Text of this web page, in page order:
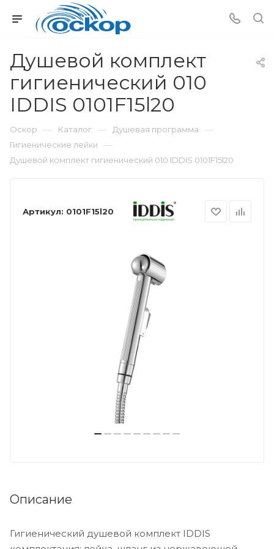
Душевой комплект
гигиенический 010
IDDIS 0101F15l20
Оскор — Каталог — Душевая программа —
Гигиенические лейки —
Душевой комплект гигиенический 010 IDDIS 0101F15l20
Артикул: 0101F15l20
Описание
Гигиенический душевой комплект IDDIS